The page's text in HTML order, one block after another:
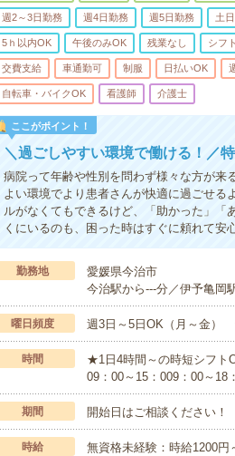
週2～3日勤務 週4日勤務 週5日勤務 土
5ｈ以内OK 午後のみOK 残業なし シフト
交費支給 車通勤可 制服 日払いOK
自転車・バイクOK 看護師 介護士
ここがポイント！
＼過ごしやすい環境で働ける！／
病院って年齢や性別を問わず様々な方が来
よい環境でより患者さんが快適に過ごせる
ルがなくてもできるけど、「助かった」「
くにいるのも、困った時はすぐに頼れて安
勤務地
愛媛県今治市
今治駅から---分／伊予亀岡
曜日頻度 週3日～5日OK（月～金）
時間
★1日4時間～の時短シフト
09：00～15：009：00～18
期間 開始日はご相談ください
時給
無資格未経験：時給1200